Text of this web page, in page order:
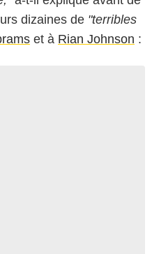
dizaines de "terribles
et à Rian Johnson :